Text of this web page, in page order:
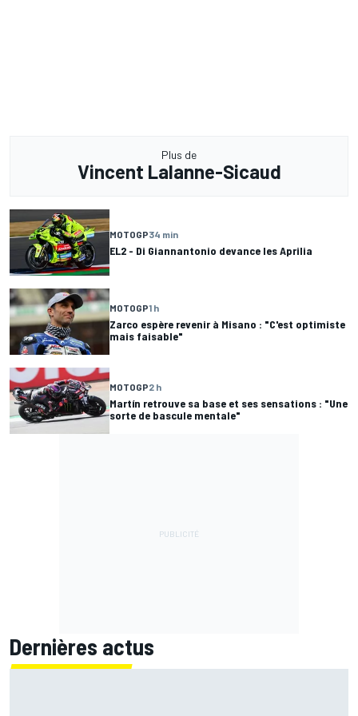
Plus de
Vincent Lalanne-Sicaud
MOTOGP34 min
EL2 - Di Giannantonio devance les Aprilia
MOTOGP1 h
Zarco espère revenir à Misano : "C'est optimiste
mais faisable"
MOTOGP2 h
Martín retrouve sa base et ses sensations : "Une
sorte de bascule mentale"
Dernières actus